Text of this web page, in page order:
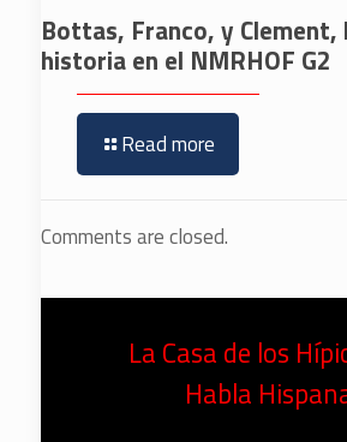
Bottas, Franco, y Clement,
historia en el NMRHOF G2
Read more
Comments are closed.
La Casa de los
Habla